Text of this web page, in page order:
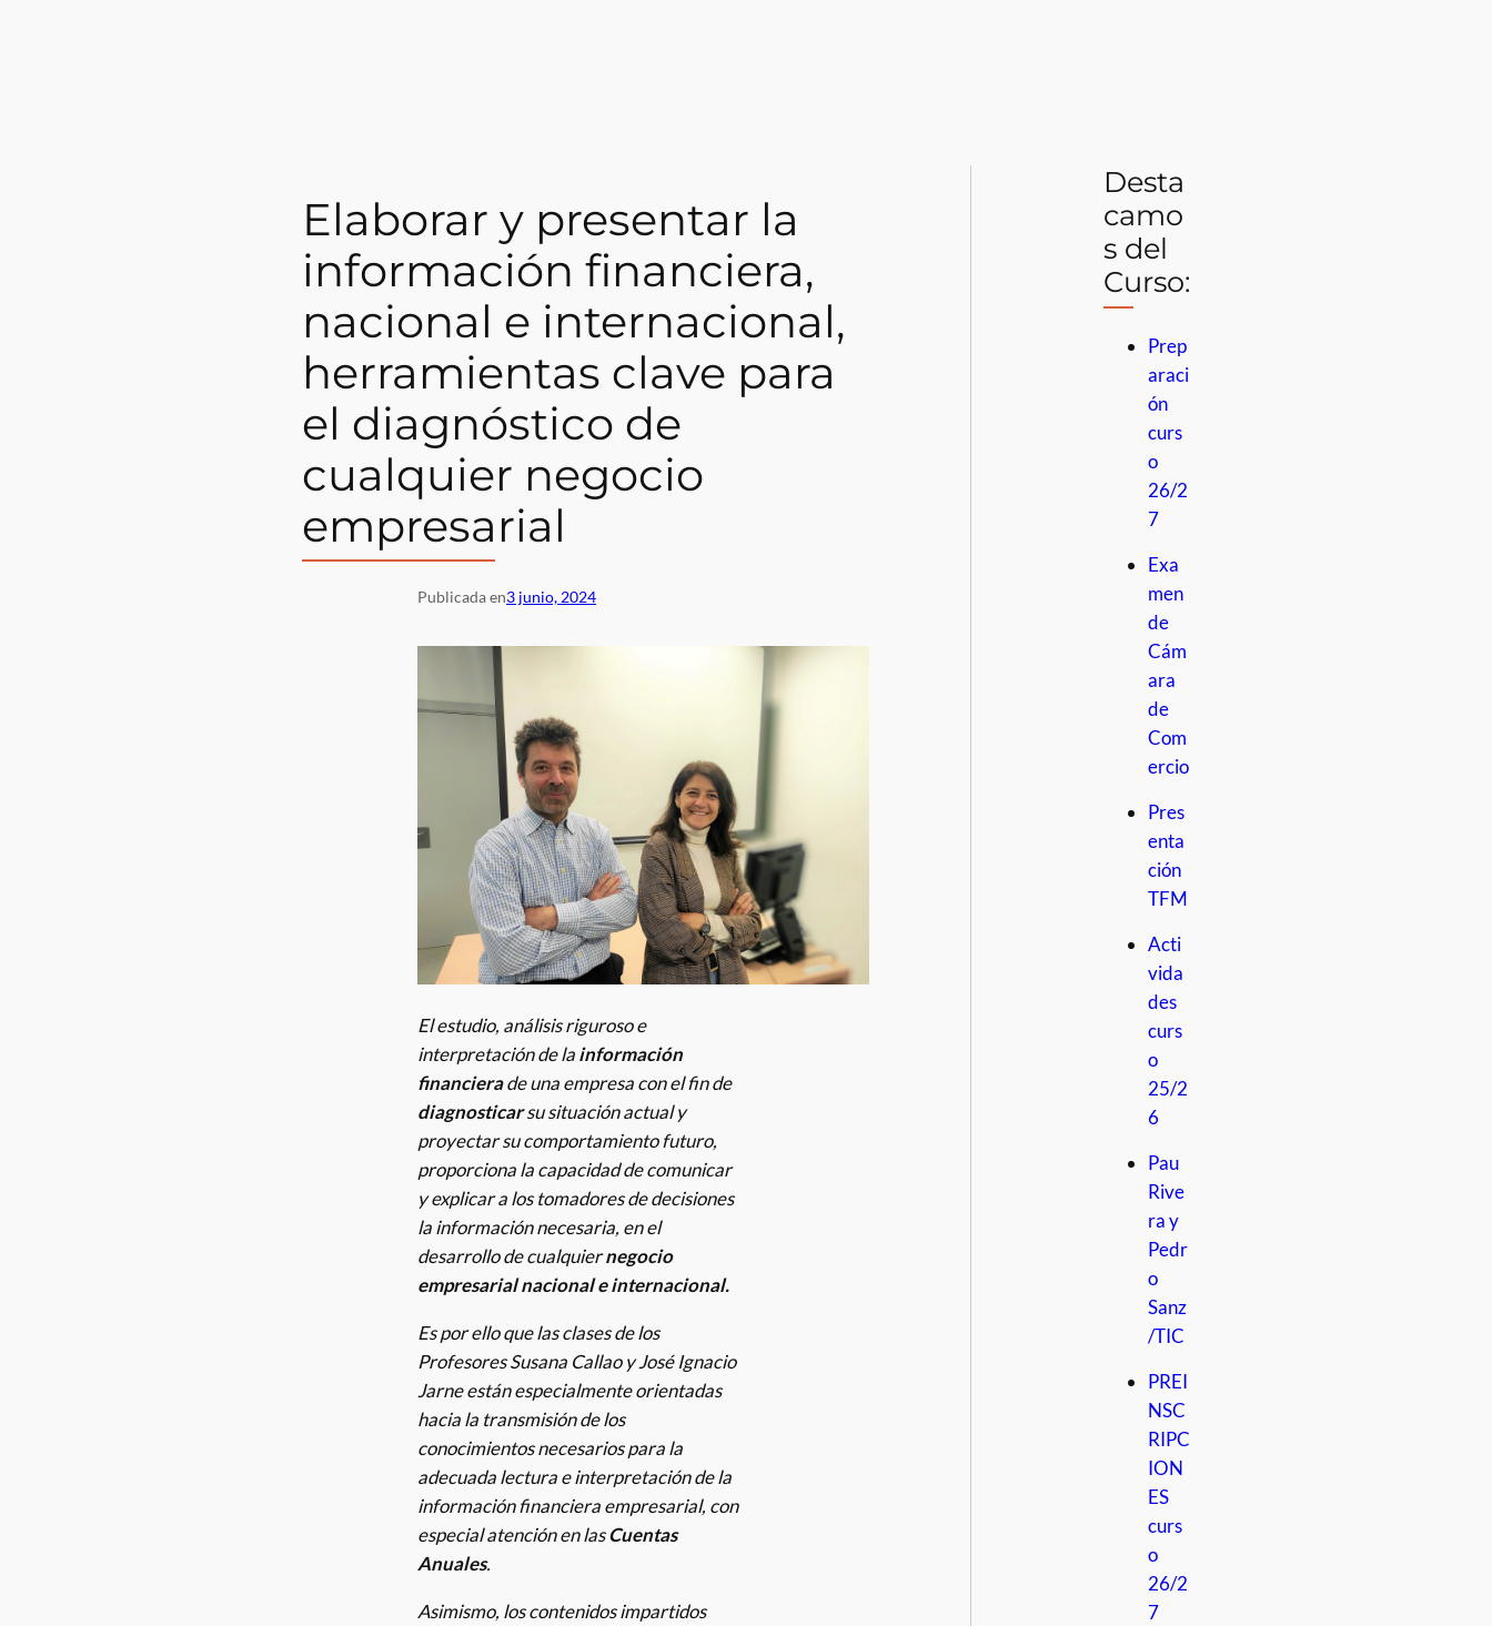
Elaborar y presentar la
información financiera,
nacional e internacional,
herramientas clave para
el diagnóstico de
cualquier negocio
empresarial
Publicada en3 junio, 2024
El estudio, análisis riguroso e
interpretaciónde lainformación
financierade una empresa con el fin de
diagnosticarsu situación actual y
proyectar su comportamiento futuro,
proporciona la capacidad de comunicar
y explicar a los tomadores de decisiones
la información necesaria, en el
desarrollo de cualquiernegocio
empresarial nacional e internacional.
Es por ello que las clases de los
Profesores Susana Callao y José Ignacio
Jarne están especialmente orientadas
hacia la transmisión de los
conocimientos necesarios para la
adecuada lectura e interpretación de la
información financiera empresarial, con
especial atención en lasCuentas
Anuales.
Asimismo, los contenidos impartidos
Desta
camo
s del
Curso:
Prep
araci
ón
curs
o
26/2
7
Exa
men
de
Cám
ara
de
Com
ercio
Pres
enta
ción
TFM
Acti
vida
des
curs
o
25/2
6
Pau
Rive
ra y
Pedr
o
Sanz
/TIC
PREI
NSC
RIPC
ION
ES
curs
o
26/2
7